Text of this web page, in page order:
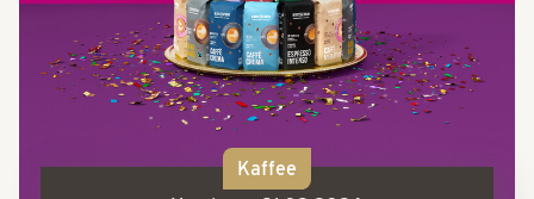
Kaffee